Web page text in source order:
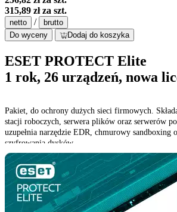
315,89 złza szt.
netto /
brutto
Do wyceny
Dodaj do koszyka
ESET PROTECT Elite
1 rok, 26 urządzeń, nowa
Pakiet, do ochrony dużych sieci firmowych.
stacji roboczych, serwera plików oraz serwerów
uzupełnia narzędzie EDR, chmurowy sandboxing
szyfrowania dysków.